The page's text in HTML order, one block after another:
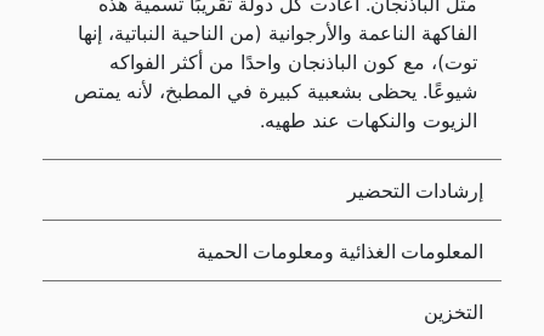
الفاكهة الناعمة والأرجوانية (من الناحية النباتية، إنها
توت)، مع كون الباذنجان واحدًا من أكثر الفواكه
شيوعًا. يحظى بشعبية كبيرة في المطبخ، لأنه يمتص
الزيوت والنكهات عند طهيه.
إرشادات التحضير
المعلومات الغذائية ومعلومات الحمية
التخزين